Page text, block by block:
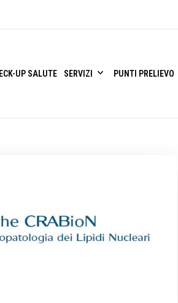
UP SALUTE SERVIZI PUNTI PRELIEVO